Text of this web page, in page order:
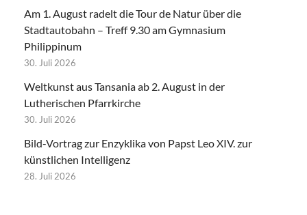
Am 1. August radelt die Tour de Natur über die
Stadtautobahn – Treff 9.30 am Gymnasium
Philippinum
30. Juli 2026
Weltkunst aus Tansania ab 2. August in der
Lutherischen Pfarrkirche
30. Juli 2026
Bild-Vortrag zur Enzyklika von Papst Leo XIV. zur
künstlichen Intelligenz
28. Juli 2026